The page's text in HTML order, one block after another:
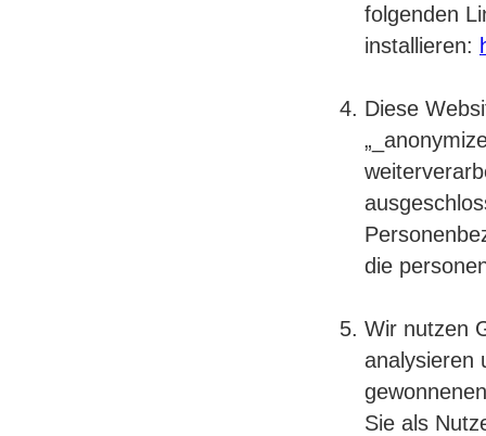
folgenden
installieren:
Diese
die
Wir nutzen
analysieren
Sie als